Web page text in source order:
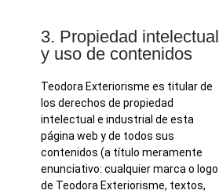
3. Propiedad intelectual
y uso de contenidos
Teodora Exteriorisme es titular de
los derechos de propiedad
intelectual e industrial de esta
página web y de todos sus
contenidos (a título meramente
enunciativo: cualquier marca o logo
de Teodora Exteriorisme, textos,